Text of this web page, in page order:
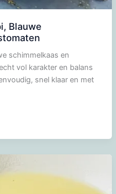
Blauwe
schimmelkaas en
vol karakter en balans
snel klaar en met